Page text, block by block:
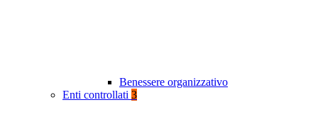
Benessere organizzativo
Enti controllati 3